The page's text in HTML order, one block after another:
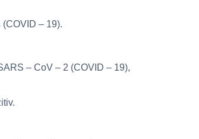
– 19).
– CoV – 2 (COVID – 19),